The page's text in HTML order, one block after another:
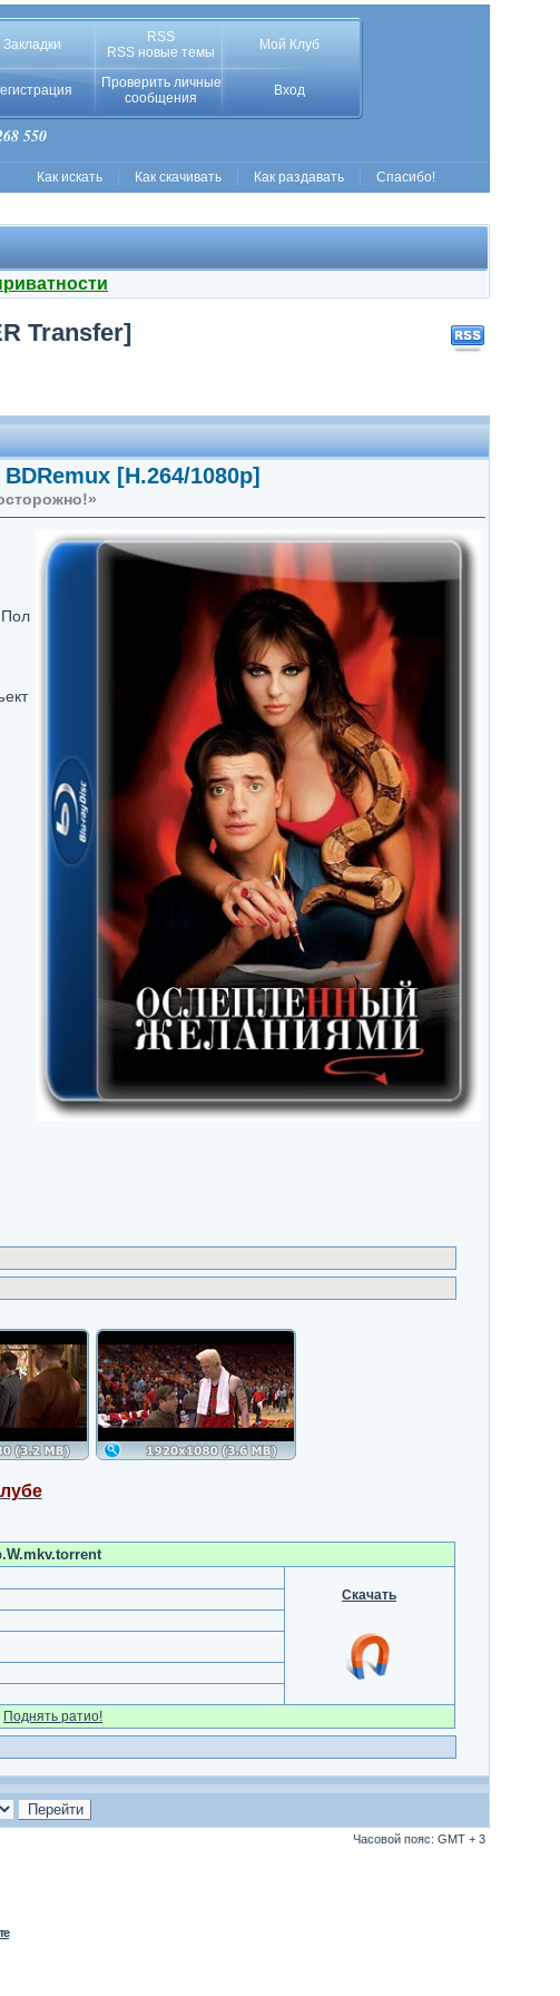
Закладки
RSS
RSS новые темы
Мой Клуб
Проверить личные
сообщения
Вход
550
Как искать Как скачивать Как раздавать Спасибо!
Transfer]
[H.264/1080p]
Скачать
Поднять ратио!
Часовой пояс: GMT + 3